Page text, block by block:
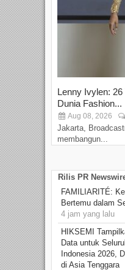
Lenny Ivylen: 26
Dunia Fashion...
Aug 08, 2026
Jakarta,
membangun...
Rilis PR
FAMILIARITÉ:
Bertemu dalam
4 jam yang lalu
HIKSEMI
Data untuk
Indonesia 2026,
di Asia Tenggara